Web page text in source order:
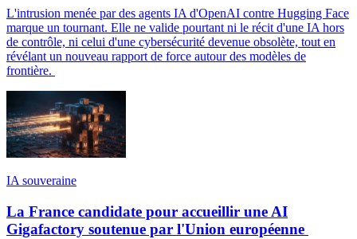
L'intrusion menée par des agents IA d'OpenAI contre Hugging Face
marque un tournant. Elle ne valide pourtant ni le récit d'une IA hors
de contrôle, ni celui d'une cybersécurité devenue obsolète, tout en
révélant un nouveau rapport de force autour des modèles de
frontière.
IA souveraine
La France candidate pour accueillir une AI
Gigafactory soutenue par l'Union européenne